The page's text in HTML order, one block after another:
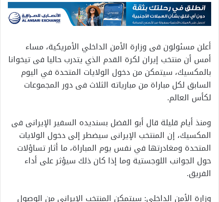
أعلن مسئولون فى وزارة الأمن الداخلي الأمريكية، مساء
أمس أن منتخب ⁠⁠إيران لكرة القدم الذي ⁠⁠يتدرب حاليا فى تيخوانا
بالمكسيك، سيتمكن من دخول الولايات المتحدة في اليوم
السابق لكل مباراة من مبارياته الثلاث فى دور المجموعات
⁠⁠لكأس العالم.
ومنذ أيام قليلة قال أبو الفضل بسنديده السفير الإيرانى فى
المكسيك، إن المنتخب الإيرانى سيضطر إلى ⁠⁠دخول الولايات
المتحدة ومغادرتها في نفس يوم المباراة، ما أثار تساؤلات
حول الجوانب اللوجستية وما إذا كان ذلك سيؤثر على أداء
الفريق.
وزارة الأمن الداخلى: سيتمكن المنتخب الإيرانى من الوصول